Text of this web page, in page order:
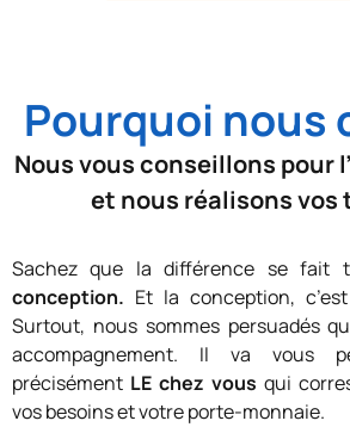
Pourquoi nous
Nous vous conseillons pour
et nous réalisons vos
Sachez que la différence se fait
conception. Et la conception,
Surtout, nous sommes persuadés
accompagnement. Il va vous
précisément LE chez vous qui
vos besoins et votre porte-monnaie.